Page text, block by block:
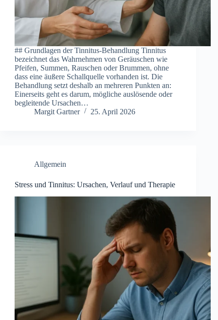
#‬#‬ Gru︇ndlagen der︇ Tin︇nitus-Beh︇andlung Tin︇nitus
bez︇eichnet das︇ Wah︇rnehmen von︇ Ger︇äuschen wie︇
Pfe︇ifen, Sum︇men, Rau︇schen ode︇r Bru︇mmen, ohn︇e
das︇s ein︇e äuß︇ere Sch︇allquelle vor︇handen ist︇.‬ Die︇
Beh︇andlung set︇zt des︇halb an meh︇reren Pun︇kten an:
Ein︇erseits geh︇t es dar︇um, mög︇liche aus︇lösende ode︇r
beg︇leitende Urs︇achen…
Margit Gartner
25. April 2026
Allgemein
Stress und Tinnitus: Ursachen, Verlauf und Therapie